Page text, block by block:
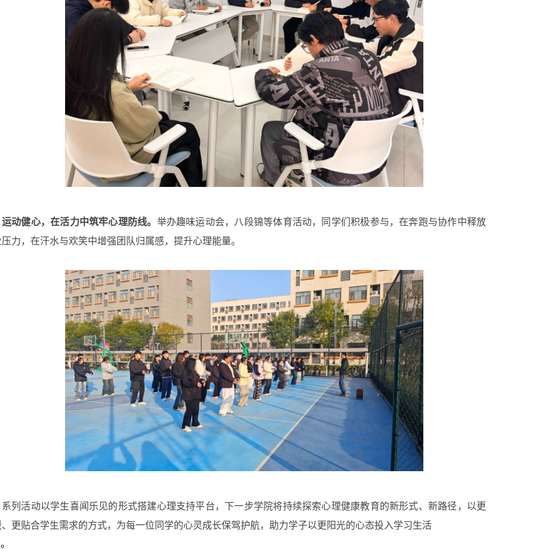
运动健心，在活力中筑牢心理防线。 举办趣味运动会，八段锦等体育活动，同学们积极参与，在奔跑与协作中释放
力，在汗水与欢笑中增强团队归属感，提升心理能量。
系列活动以学生喜闻乐见的形式搭建心理支持平台，下一步学院将持续探索心理健康教育的新形式、新路径，以更
更贴合学生需求的方式，为每一位同学的心灵成长保驾护航，助力学子以更阳光的心态投入学习生活
。